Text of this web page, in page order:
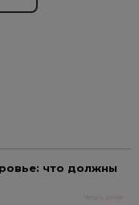
что должны
Читать далее